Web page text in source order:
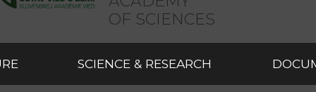
OF SCIENCES
SCIENCE & RESEARCH